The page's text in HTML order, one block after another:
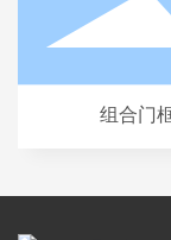
组合门